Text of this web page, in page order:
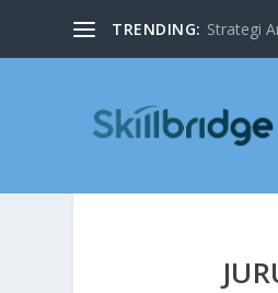
TRENDING: Strategi